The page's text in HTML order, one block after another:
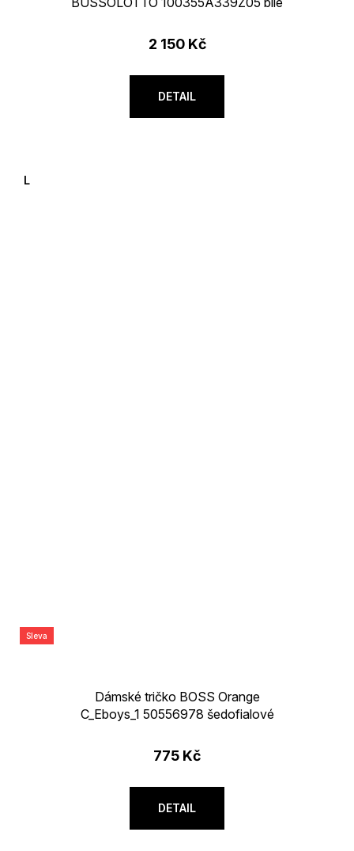
2 150 Kč
DETAIL
Sleva
Dámské tričko BOSS Orange
C_Eboys_1 50556978 šedofialové
775 Kč
DETAIL
L